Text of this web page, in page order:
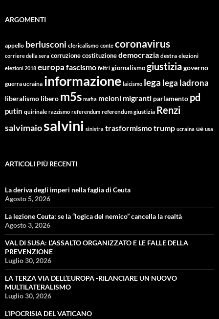
ARGOMENTI
appello berlusconi clericalismo conte coronavirus
corriere della sera corruzionecostituzionedemocrazia destra elezioni
elezioni 2018 europa fascismo feltri giornalismogiustiziagoverno
guerra ucraina informazione laicismo lega lega ladrona
liberalismo libero m5s mafia meloni migranti parlamento pd
putin quirinale razzismo referendum referendum giustizia Renzi
salvimaiosalvini sinistra trasformismotrump ucraina ue usa
ARTICOLI PIÙ RECENTI
La deriva degli imperi nella faglia di Ceuta
Agosto 5, 2026
La lezione Ceuta: se la “logica del nemico” cancella la realtà
Agosto 3, 2026
VAL DI SUSA: L’ASSALTO ORGANIZZATO E LE FALLE DELLA
PREVENZIONE
Luglio 30, 2026
LA TERZA VIA DELL’EUROPA -RILANCIARE UN NUOVO
MULTILATERALISMO
Luglio 30, 2026
L’IPOCRISIA DEL VATICANO